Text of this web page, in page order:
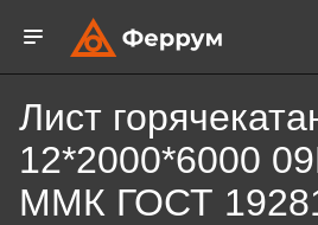
Лист
12*2000*6000
ММК ГОСТ